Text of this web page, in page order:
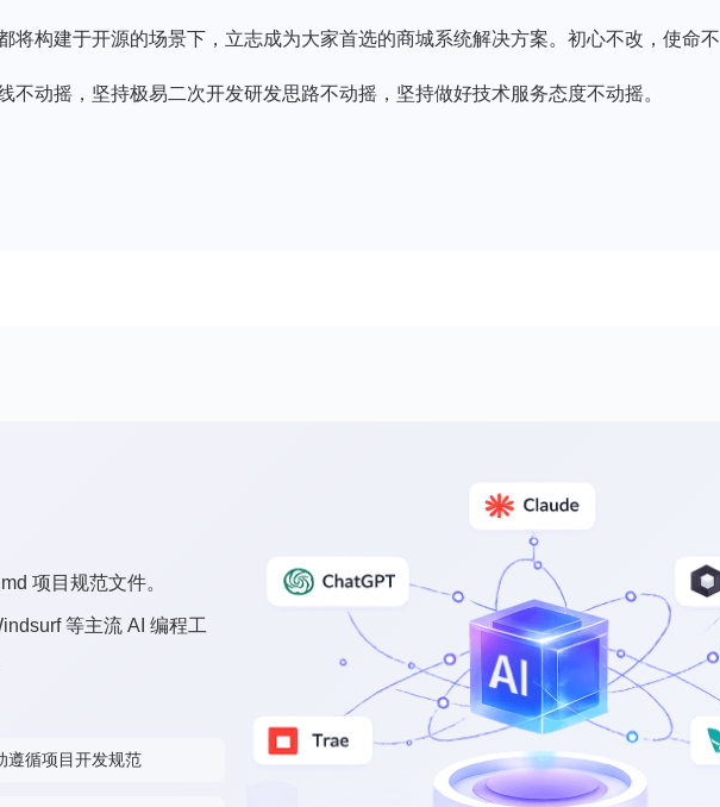
将构建于开源的场景下，立志成为大家首选的商城系统解决方案。初心不改，使命不
不动摇，坚持极易二次开发研发思路不动摇，坚持做好技术服务态度不动摇。
项目规范文件。
等主流 AI 编程工
遵循项目开发规范